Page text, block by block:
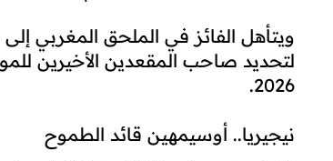
ويتأهل الفائز في الملحق المغربي
لتحديد صاحب المقعدين الأخيرين
2026.
نيجيريا.. أوسيمهين قائد الطموح